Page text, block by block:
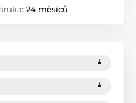
24 měsíců